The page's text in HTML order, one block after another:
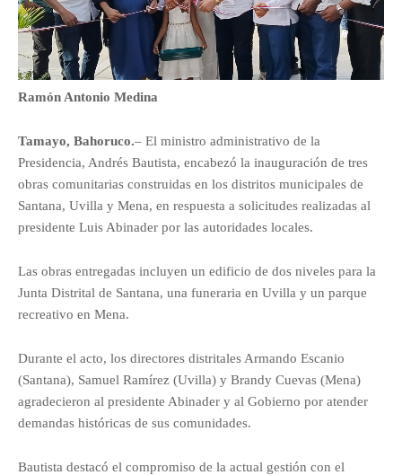
Ramón Antonio Medina
Tamayo, Bahoruco.– El ministro administrativo de la
Presidencia, Andrés Bautista, encabezó la inauguración de tres
obras comunitarias construidas en los distritos municipales de
Santana, Uvilla y Mena, en respuesta a solicitudes realizadas al
presidente Luis Abinader por las autoridades locales.
Las obras entregadas incluyen un edificio de dos niveles para la
Junta Distrital de Santana, una funeraria en Uvilla y un parque
recreativo en Mena.
Durante el acto, los directores distritales Armando Escanio
(Santana), Samuel Ramírez (Uvilla) y Brandy Cuevas (Mena)
agradecieron al presidente Abinader y al Gobierno por atender
demandas históricas de sus comunidades.
Bautista destacó el compromiso de la actual gestión con el